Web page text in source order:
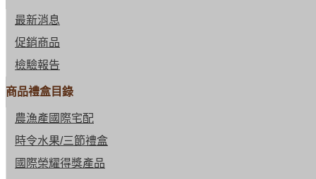
最新消息
促銷商品
檢驗報告
商品禮盒目錄
農漁產國際宅配
時令水果/三節禮盒
國際榮耀得獎產品